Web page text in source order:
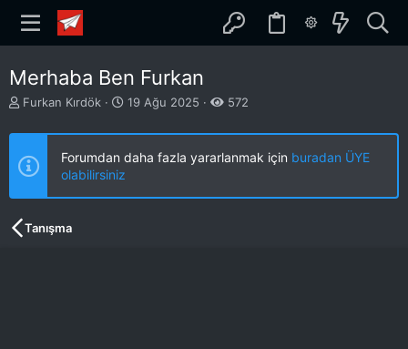
Merhaba Ben Furkan
K
n
u
u
b
a
Furkan Kırdök
B
ş
a
g
19 Ağu 2025 572
Forumdan daha fazla yararlanmak için buradan ÜYE
olabilirsiniz
Tanışma